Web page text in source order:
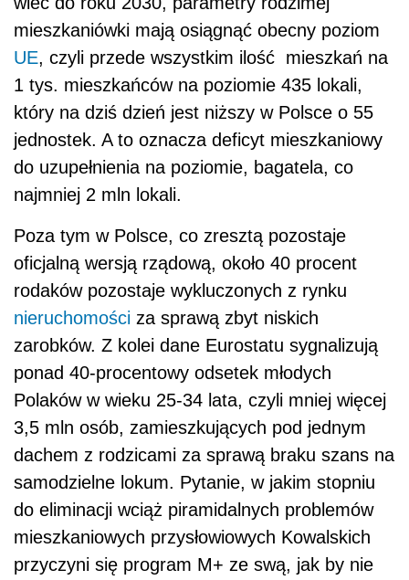
mieszkaniówki mają osiągnąć obecny poziom
UE, czyli przede wszystkim ilość mieszkań na
1 tys. mieszkańców na poziomie 435 lokali,
który na dziś dzień jest niższy w Polsce o 55
jednostek. A to oznacza deficyt mieszkaniowy
do uzupełnienia na poziomie, bagatela, co
najmniej 2 mln lokali.
Poza tym w Polsce, co zresztą pozostaje
oficjalną wersją rządową, około 40 procent
rodaków pozostaje wykluczonych z rynku
nieruchomości za sprawą zbyt niskich
zarobków. Z kolei dane Eurostatu sygnalizują
ponad 40-procentowy odsetek młodych
Polaków w wieku 25-34 lata, czyli mniej więcej
3,5 mln osób, zamieszkujących pod jednym
dachem z rodzicami za sprawą braku szans na
samodzielne lokum. Pytanie, w jakim stopniu
do eliminacji wciąż piramidalnych problemów
mieszkaniowych przysłowiowych Kowalskich
przyczyni się program M+ ze swą, jak by nie